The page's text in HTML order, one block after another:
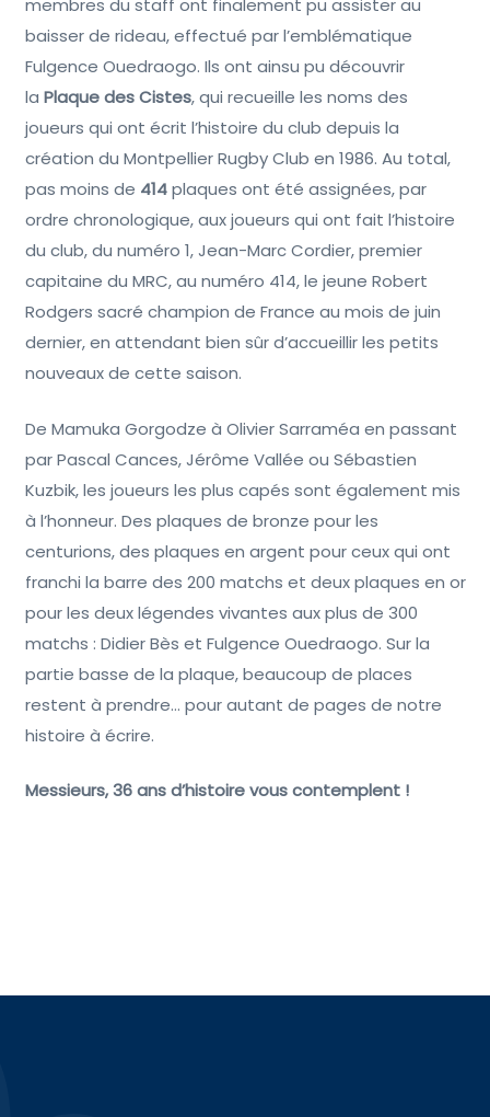
membres du staff ont finalement pu assister au
baisser de rideau, effectué par l’emblématique
Fulgence Ouedraogo. Ils ont ainsu pu découvrir
la Plaque des Cistes, qui recueille les noms des
joueurs qui ont écrit l’histoire du club depuis la
création du Montpellier Rugby Club en 1986. Au total,
pas moins de 414plaques ont été assignées, par
ordre chronologique, aux joueurs qui ont fait l’histoire
du club, du numéro 1, Jean-Marc Cordier, premier
capitaine du MRC, au numéro 414, le jeune Robert
Rodgers sacré champion de France au mois de juin
dernier, en attendant bien sûr d’accueillir les petits
nouveaux de cette saison.
De Mamuka Gorgodze à Olivier Sarraméa en passant
par Pascal Cances, Jérôme Vallée ou Sébastien
Kuzbik, les joueurs les plus capés sont également mis
à l’honneur. Des plaques de bronze pour les
centurions, des plaques en argent pour ceux qui ont
franchi la barre des 200 matchs et deux plaques en or
pour les deux légendes vivantes aux plus de 300
matchs : Didier Bès et Fulgence Ouedraogo. Sur la
partie basse de la plaque, beaucoup de places
restent à prendre… pour autant de pages de notre
histoire à écrire.
Messieurs, 36 ans d’histoire vous contemplent !